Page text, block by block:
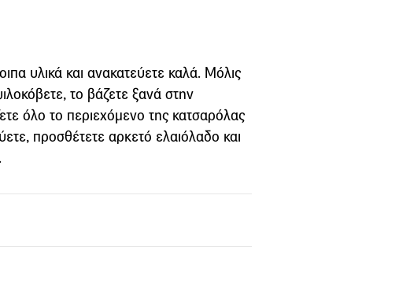
υλικά και ανακατεύετε καλά. Μόλις
το βάζετε ξανά στην
όλο το περιεχόμενο της κατσαρόλας
προσθέτετε αρκετό ελαιόλαδο και